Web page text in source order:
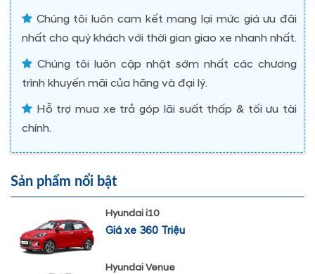
Chúng tôi luôn cam kết mang lại mức giá ưu đãi
nhất cho quý khách với thời gian giao xe nhanh nhất.
Chúng tôi luôn cập nhật sớm nhất các chương
trình khuyến mãi của hãng và đại lý.
Hỗ trợ mua xe trả góp lãi suất thấp & tối ưu tài
chính.
Sản phẩm nổi bật
Hyundai i10
Giá xe 360 Triệu
Hyundai Venue